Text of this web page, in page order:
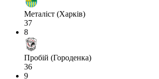
Металіст (Харків)
37
8
Пробій (Городенка)
36
9